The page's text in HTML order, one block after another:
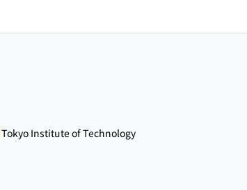
Tokyo Institute of Technology